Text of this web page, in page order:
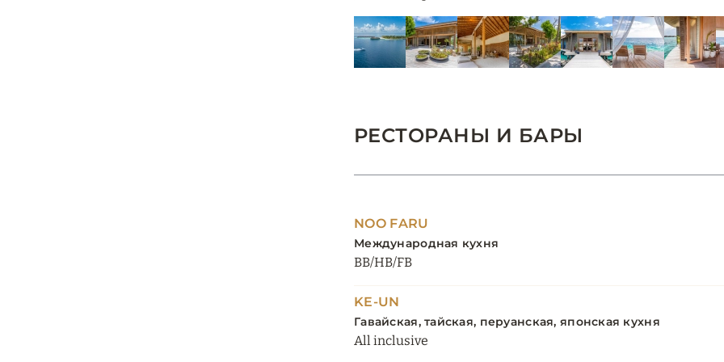
РЕСТОРАНЫ И БАРЫ
NOO FARU
Международная кухня
BB/HB/FB
KE-UN
Гавайская, тайская, перуанская, японская кухня
All inclusive